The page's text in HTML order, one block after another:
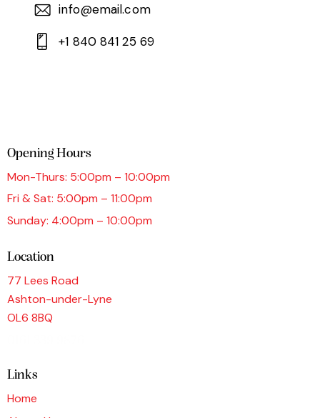
info@email.com
+1 840 841 25 69
Opening Hours
Mon-Thurs: 5:00pm – 10:00pm
Fri & Sat: 5:00pm – 11:00pm
Sunday: 4:00pm – 10:00pm
Location
77 Lees Road
Ashton-under-Lyne
OL6 8BQ
Links
Home